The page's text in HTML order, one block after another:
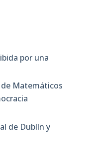
por una
Matemáticos
de Dublín y